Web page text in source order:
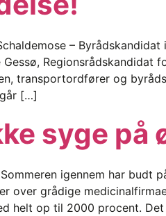
–
Gessø,
transportordfører og
[…]
syge på
Sommeren igennem har
over grådige
helt op til 2000 procent.